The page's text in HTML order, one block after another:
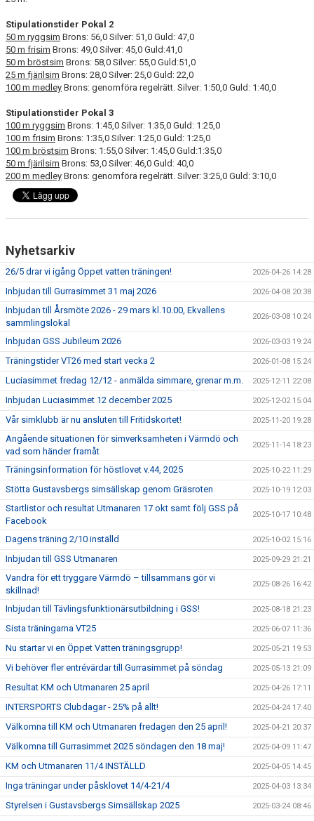
Stipulationstider Pokal 2
50 m ryggsim Brons: 56,0 Silver: 51,0 Guld: 47,0
50 m frisim Brons: 49,0 Silver: 45,0 Guld:41,0
50 m bröstsim Brons: 58,0 Silver: 55,0 Guld:51,0
25 m fjärilsim Brons: 28,0 Silver: 25,0 Guld: 22,0
100 m medley Brons: genomföra regelrätt. Silver: 1:50,0 Guld: 1:40,0
Stipulationstider Pokal 3
100 m ryggsim Brons: 1:45,0 Silver: 1:35,0 Guld: 1:25,0
100 m frisim Brons: 1:35,0 Silver: 1:25,0 Guld: 1:25,0
100 m bröstsim Brons: 1:55,0 Silver: 1:45,0 Guld:1:35,0
50 m fjärilsim Brons: 53,0 Silver: 46,0 Guld: 40,0
200 m medley Brons: genomföra regelrätt. Silver: 3:25,0 Guld: 3:10,0
Nyhetsarkiv
26/5 drar vi igång Öppet vatten träningen! 2026-04-26 14:28
Inbjudan till Gurrasimmet 31 maj 2026 2026-04-08 20:38
Inbjudan till Årsmöte 2026 - 29 mars kl.10.00, Ekvallens
sammlingslokal
2026-03-08 10:24
Inbjudan GSS Jubileum 2026 2026-03-03 19:24
Träningstider VT26 med start vecka 2 2026-01-08 15:24
Luciasimmet fredag 12/12 - anmälda simmare, grenar m.m. 2025-12-11 22:08
Inbjudan Luciasimmet 12 december 2025 2025-12-02 15:04
Vår simklubb är nu ansluten till Fritidskortet! 2025-11-20 19:28
Angående situationen för simverksamheten i Värmdö och
vad som händer framåt
2025-11-14 18:23
Träningsinformation för höstlovet v.44, 2025 2025-10-22 11:29
Stötta Gustavsbergs simsällskap genom Gräsroten 2025-10-19 12:03
Startlistor och resultat Utmanaren 17 okt samt följ GSS på
Facebook
2025-10-17 10:48
Dagens träning 2/10 inställd 2025-10-02 15:16
Inbjudan till GSS Utmanaren 2025-09-29 21:21
Vandra för ett tryggare Värmdö – tillsammans gör vi
skillnad!
2025-08-26 16:42
Inbjudan till Tävlingsfunktionärsutbildning i GSS! 2025-08-18 21:23
Sista träningarna VT25 2025-06-07 11:36
Nu startar vi en Öppet Vatten träningsgrupp! 2025-05-21 19:53
Vi behöver fler entrévärdar till Gurrasimmet på söndag 2025-05-13 21:09
Resultat KM och Utmanaren 25 april 2025-04-26 17:11
INTERSPORTS Clubdagar - 25% på allt! 2025-04-24 17:40
Välkomna till KM och Utmanaren fredagen den 25 april! 2025-04-21 20:37
Välkomna till Gurrasimmet 2025 söndagen den 18 maj! 2025-04-09 11:47
KM och Utmanaren 11/4 INSTÄLLD 2025-04-05 14:45
Inga träningar under påsklovet 14/4-21/4 2025-04-03 13:34
Styrelsen i Gustavsbergs Simsällskap 2025 2025-03-24 08:46